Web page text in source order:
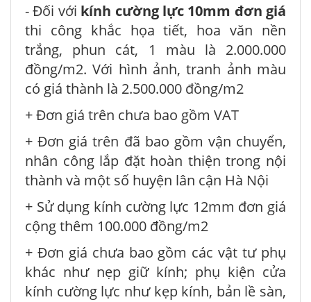
- Đối với kính cường lực 10mm đơn giá
thi công khắc họa tiết, hoa văn nền
trắng, phun cát, 1 màu là 2.000.000
đồng/m2. Với hình ảnh, tranh ảnh màu
có giá thành là 2.500.000 đồng/m2
+ Đơn giá trên chưa bao gồm VAT
+ Đơn giá trên đã bao gồm vận chuyển,
nhân công lắp đặt hoàn thiện trong nội
thành và một số huyện lân cận Hà Nội
+ Sử dụng kính cường lực 12mm đơn giá
cộng thêm 100.000 đồng/m2
+ Đơn giá chưa bao gồm các vật tư phụ
khác như nẹp giữ kính; phụ kiện cửa
kính cường lực như kẹp kính, bản lề sàn,